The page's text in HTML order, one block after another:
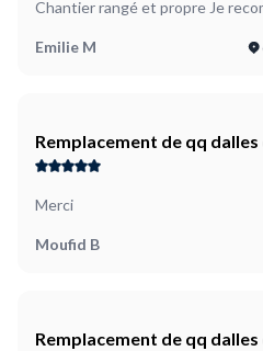
Chantier rangé et propre Je
Emilie M
Remplacement de qq
Merci
Moufid B
Remplacement de qq